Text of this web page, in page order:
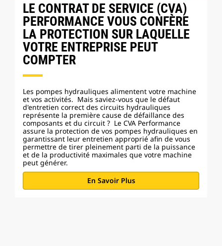
LE CONTRAT DE SERVICE (CVA)
PERFORMANCE VOUS CONFÈRE
LA PROTECTION SUR LAQUELLE
VOTRE ENTREPRISE PEUT
COMPTER
Les pompes hydrauliques alimentent votre machine
et vos activités. Mais saviez-vous que le défaut
d'entretien correct des circuits hydrauliques
représente la première cause de défaillance des
composants et du circuit ? Le CVA Performance
assure la protection de vos pompes hydrauliques en
garantissant leur entretien approprié afin de vous
permettre de tirer pleinement parti de la puissance
et de la productivité maximales que votre machine
peut générer.
En Savoir Plus